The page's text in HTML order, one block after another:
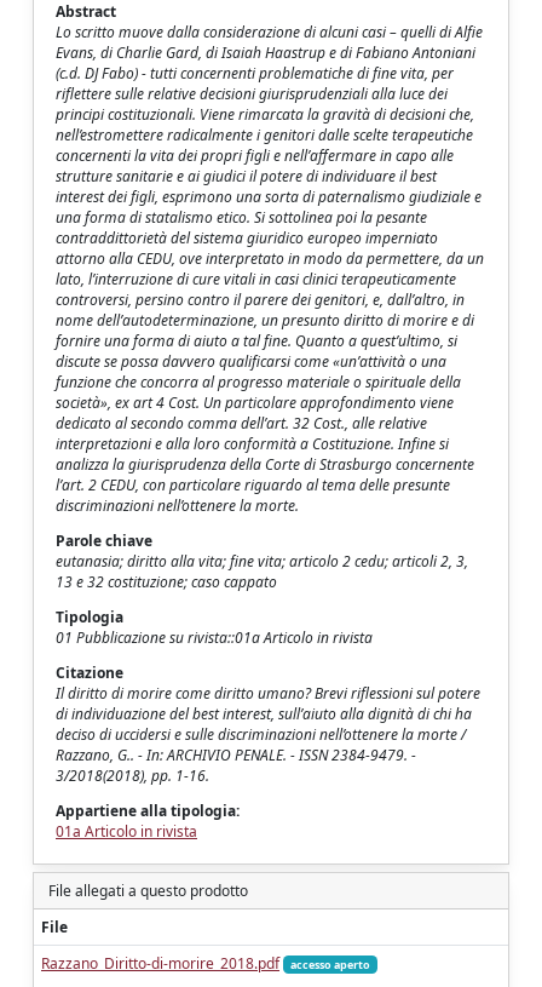
Abstract
Lo scritto muove dalla considerazione di alcuni casi – quelli di Alfie
Evans, di Charlie Gard, di Isaiah Haastrup e di Fabiano Antoniani
(c.d. DJ Fabo) - tutti concernenti problematiche di fine vita, per
riflettere sulle relative decisioni giurisprudenziali alla luce dei
principi costituzionali. Viene rimarcata la gravità di decisioni che,
nell’estromettere radicalmente i genitori dalle scelte terapeutiche
concernenti la vita dei propri figli e nell’affermare in capo alle
strutture sanitarie e ai giudici il potere di individuare il best
interest dei figli, esprimono una sorta di paternalismo giudiziale e
una forma di statalismo etico. Si sottolinea poi la pesante
contraddittorietà del sistema giuridico europeo imperniato
attorno alla CEDU, ove interpretato in modo da permettere, da un
lato, l’interruzione di cure vitali in casi clinici terapeuticamente
controversi, persino contro il parere dei genitori, e, dall’altro, in
nome dell’autodeterminazione, un presunto diritto di morire e di
fornire una forma di aiuto a tal fine. Quanto a quest’ultimo, si
discute se possa davvero qualificarsi come «un’attività o una
funzione che concorra al progresso materiale o spirituale della
società», ex art 4 Cost. Un particolare approfondimento viene
dedicato al secondo comma dell’art. 32 Cost., alle relative
interpretazioni e alla loro conformità a Costituzione. Infine si
analizza la giurisprudenza della Corte di Strasburgo concernente
l’art. 2 CEDU, con particolare riguardo al tema delle presunte
discriminazioni nell’ottenere la morte.
Parole chiave
eutanasia; diritto alla vita; fine vita; articolo 2 cedu; articoli 2, 3,
13 e 32 costituzione; caso cappato
Tipologia
01 Pubblicazione su rivista::01a Articolo in rivista
Citazione
Il diritto di morire come diritto umano? Brevi riflessioni sul potere
di individuazione del best interest, sull’aiuto alla dignità di chi ha
deciso di uccidersi e sulle discriminazioni nell’ottenere la morte /
Razzano, G.. - In: ARCHIVIO PENALE. - ISSN 2384-9479. -
3/2018(2018), pp. 1-16.
Appartiene alla tipologia:
01a Articolo in rivista
File allegati a questo prodotto
File
Razzano_Diritto-di-morire_2018.pdf
accesso aperto